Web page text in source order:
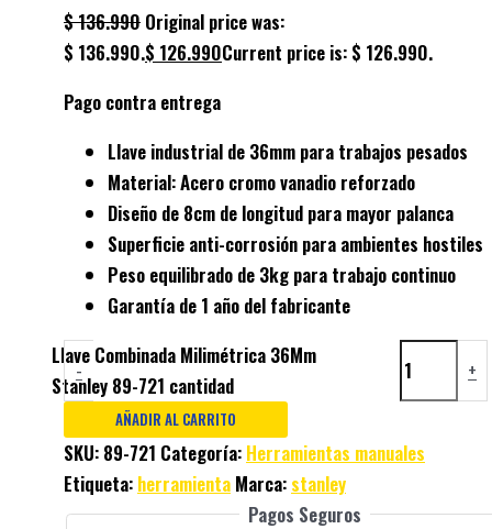
$136.990 Original price was:
$ 136.990.$ 126.990Current price is: $ 126.990.
Pago contra entrega
Llave industrial de 36mm para trabajos pesados
Material:Acero cromo vanadio reforzado
Diseño de 8cm de longitud para mayor palanca
Superficie anti-corrosión para ambientes hostiles
Peso equilibrado de 3kg para trabajo continuo
Garantía de 1 año del fabricante
-
Llave Combinada Milimétrica 36Mm
Stanley 89-721 cantidad
+
AÑADIR AL CARRITO
SKU: 89-721 Categoría: Herramientas manuales
Etiqueta: herramienta Marca: stanley
Pagos Seguros